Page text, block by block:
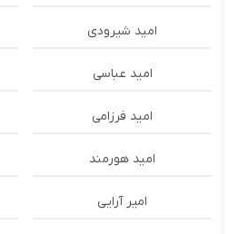
امید شیرودی
امید عباسی
امید فرزامی
امید هورمند
امیر آرایی